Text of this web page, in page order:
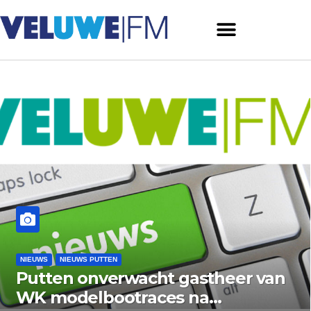
NIEUWS NIEUWS PUTTEN
Putten onverwacht gastheer van
WK modelbootraces na